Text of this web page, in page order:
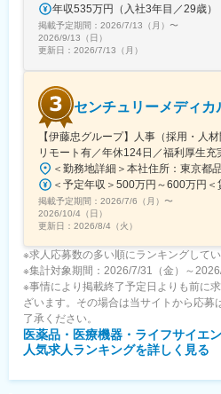
【入社後について】
約1か月ほど製剤などの研修を行
同行していただくことを想定して
変更の範囲：会社の定める業務
掲載予定期間： 2026/7/13（月） 〜
2026/9/13（日）
更新日： 2026/7/13（月）
センチュリーメディカ
【伊藤忠グループ】人事（採用・人
リモート有／年休124日／福利厚生
掲載予定期間： 2026/7/6（月） 〜
2026/10/4（日）
更新日： 2026/8/4（火）
※求人応募数の多い順にランキングして
※集計対象期間：2026/7/31（金）～2026/
※事情により掲載終了予定日よりも前に
ざいます。その場合は当サイトから応募
了承ください。
医薬品・医療機器・ライフサイエ
人気求人ランキングを詳しく見る